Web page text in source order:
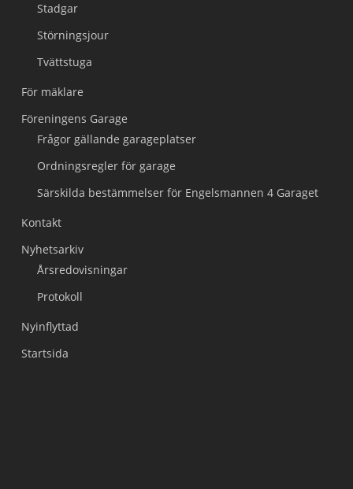
Stadgar
Störningsjour
Tvättstuga
För mäklare
Föreningens Garage
Frågor gällande garageplatser
Ordningsregler för garage
Särskilda bestämmelser för Engelsmannen 4 Garaget
Kontakt
Nyhetsarkiv
Årsredovisningar
Protokoll
Nyinflyttad
Startsida